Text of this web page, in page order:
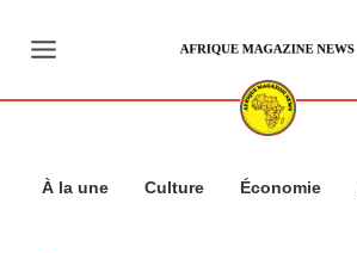
contenu
À la une Culture Économie